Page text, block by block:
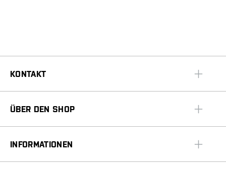
KONTAKT
ÜBER DEN SHOP
INFORMATIONEN